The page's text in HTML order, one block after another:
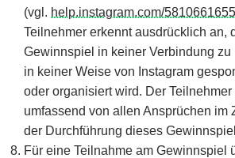
(vgl. help.instagram.com/
Teilnehmer erkennt ausdrücklich an,
Gewinnspiel in keiner Verbindung zu
in keiner Weise von Instagram
oder organisiert wird. Der
umfassend von allen Ansprüchen im
der Durchführung dieses
Für eine Teilnahme am Gewinnspiel